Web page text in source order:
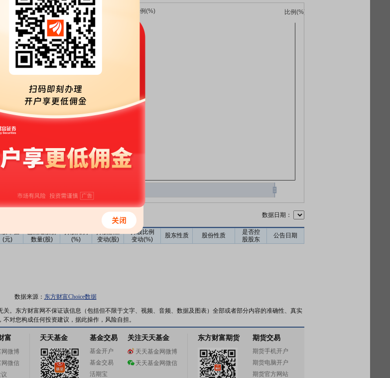
数据日期：
(元)
数量(股)
(%)
变动(股)
持股比例
变动(%)
股东性质 股份性质
是否控
股股东
公告日期
数据来源： 东方财富Choice数据
。东方财富网不保证该信息（包括但不限于文字、视频、音频、数据及图表）全部或者部分内容的准确性、真实
对您构成任何投资建议，据此操作，风险自担。
富
网微博
网微信
天天基金 基金交易
基金开户
基金交易
活期宝
关注天天基金
天天基金网微博
天天基金网微信
东方财富期货 期货交易
期货手机开户
期货电脑开户
期货官方网站